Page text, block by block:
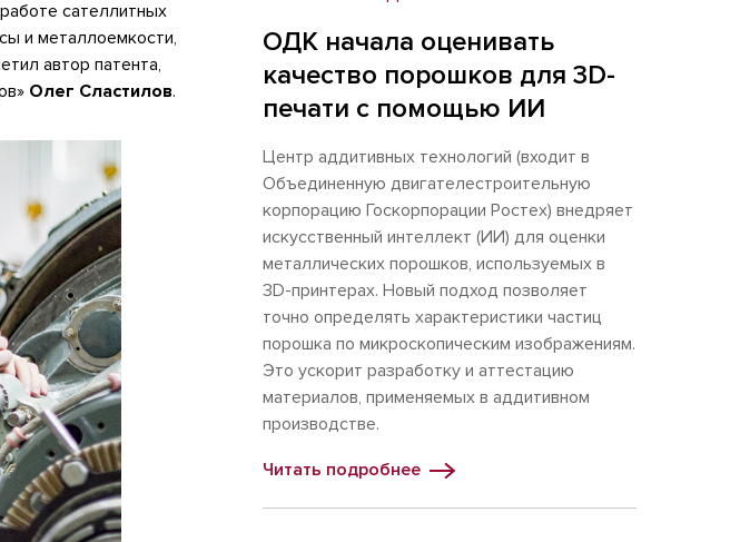
сателлитных
и металлоемкости,
автор патента,
Олег Сластилов.
ОДК начала оценивать
качество порошков для 3D-
печати с помощью ИИ
Центр аддитивных технологий (входит в
Объединенную двигателестроительную
корпорацию Госкорпорации Ростех) внедряет
искусственный интеллект (ИИ) для оценки
металлических порошков, используемых в
3D-принтерах. Новый подход позволяет
точно определять характеристики частиц
порошка по микроскопическим изображениям.
Это ускорит разработку и аттестацию
материалов, применяемых в аддитивном
производстве.
Читать подробнее